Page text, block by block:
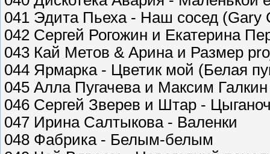
041 Эдита Пьеха - Наш сосед (Gary
042 Сергей Рогожин и Екатерина
043 Кай Метов & Арина и Размер
044 Ярмарка - Цветик мой (Белая
045 Алла Пугачева и Максим
046 Сергей Зверев и Штар -
047 Ирина Салтыкова - Валенки
048 Фабрика - Белым-белым